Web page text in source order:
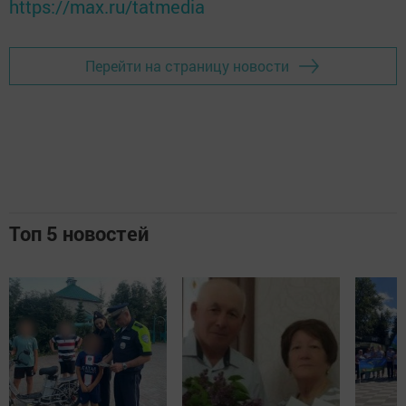
https://max.ru/tatmedia
Перейти на страницу новости
Топ 5 новостей